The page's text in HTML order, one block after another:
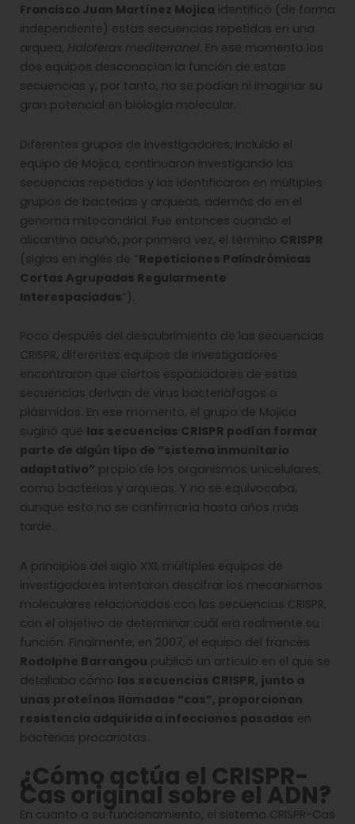
Francisco Juan Martínez Mojica identificó (de forma
independiente) estas secuencias repetidas en una
arquea, Haloferax mediterranei. En ese momento los
dos equipos desconocían la función de estas
secuencias y, por tanto, no se podían ni imaginar su
gran potencial en biología molecular.
Diferentes grupos de investigadores, incluido el
equipo de Mojica, continuaron investigando las
secuencias repetidas y las identificaron en múltiples
grupos de bacterias y arqueas, además de en el
genoma mitocondrial. Fue entonces cuando el
alicantino acuñó, por primera vez, el término CRISPR
(siglas en inglés de “Repeticiones Palindrómicas
Cortas Agrupadas Regularmente
Interespaciadas”).
Poco después del descubrimiento de las secuencias
CRISPR, diferentes equipos de investigadores
encontraron que ciertos espaciadores de estas
secuencias derivan de virus bacteriófagos o
plásmidos. En ese momento, el grupo de Mojica
sugirió que las secuencias CRISPR podían formar
parte de algún tipo de “sistema inmunitario
adaptativo” propio de los organismos unicelulares,
como bacterias y arqueas. Y no se equivocaba,
aunque esto no se confirmaría hasta años más
tarde.
A principios del siglo XXI, múltiples equipos de
investigadores intentaron descifrar los mecanismos
moleculares relacionados con las secuencias CRISPR,
con el objetivo de determinar cuál era realmente su
función. Finalmente, en 2007, el equipo del francés
Rodolphe Barrangou publicó un artículo en el que se
detallaba cómo las secuencias CRISPR, junto a
unas proteínas llamadas “cas”, proporcionan
resistencia adquirida a infecciones pasadas en
bacterias procariotas.
¿Cómo actúa el CRISPR-
Cas original sobre el ADN?
En cuanto a su funcionamiento, el sistema CRISPR-Cas